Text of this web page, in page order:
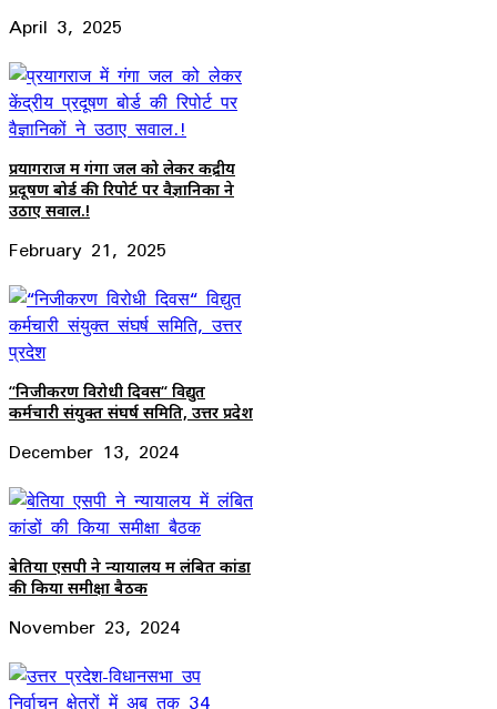
April 3, 2025
प्रयागराज में गंगा जल को लेकर केंद्रीय
प्रदूषण बोर्ड की रिपोर्ट पर वैज्ञानिकों ने
उठाए सवाल.!
February 21, 2025
“निजीकरण विरोधी दिवस“ विद्युत
कर्मचारी संयुक्त संघर्ष समिति, उत्तर प्रदेश
December 13, 2024
बेतिया एसपी ने न्यायालय में लंबित कांडों
की किया समीक्षा बैठक
November 23, 2024